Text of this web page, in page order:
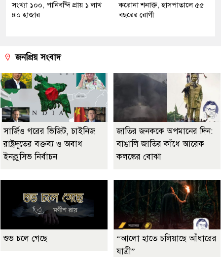
সংখ্যা ১০০, পানিবন্দি প্রায় ১ লাখ
৪০ হাজার
করোনা শনাক্ত, হাসপাতালে ৫৫
বছরের রোগী
জনপ্রিয় সংবাদ
সার্জিও গরের ভিজিট, চাইনিজ
রাষ্ট্রদূতের বক্তব্য ও অবাধ
ইনক্লুসিভ নির্বাচন
জাতির জনককে অপমানের দিন:
বাঙালি জাতির কাঁধে আরেক
কলঙ্কের বোঝা
শুভ চলে গেছে
“আলো হাতে চলিয়াছে আঁধারের
যাত্রী”